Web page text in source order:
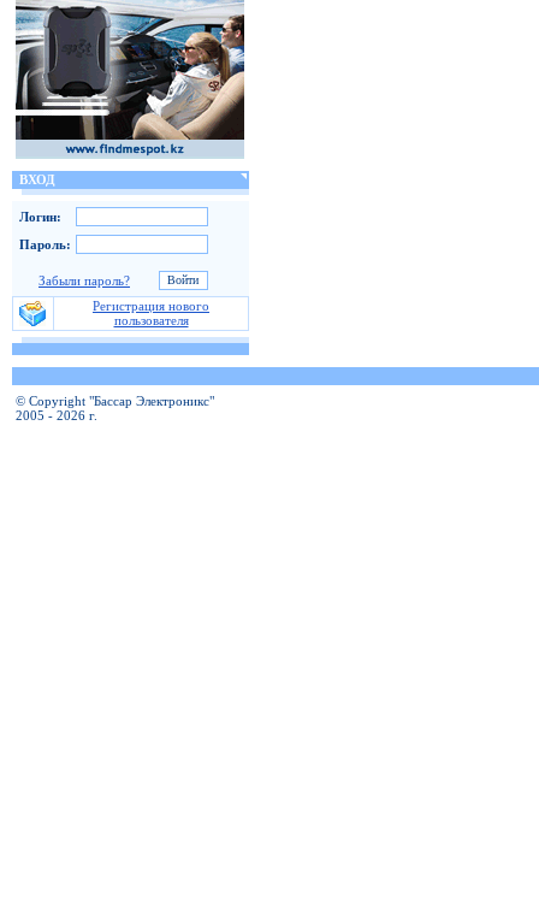
ВХОД
Логин:
Пароль:
Забыли пароль?
Регистрация нового
пользователя
© Copyright "Бассар Электроникс"
2005 - 2026 г.